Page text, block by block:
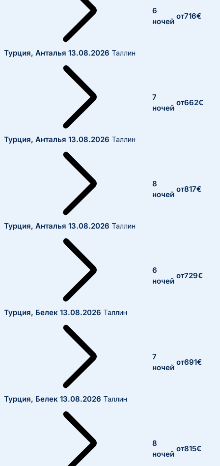
Турция, Анталья 13.08.2026 Таллин
6
ночей
от716€
Турция, Анталья 13.08.2026 Таллин
7
ночей
от662€
Турция, Анталья 13.08.2026 Таллин
8
ночей
от817€
Турция, Белек 13.08.2026 Таллин
6
ночей
от729€
Турция, Белек 13.08.2026 Таллин
7
ночей
от691€
8
ночей
от815€